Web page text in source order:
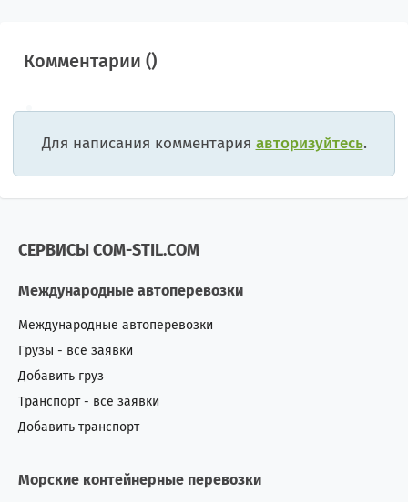
Комментарии ()
Для написания комментария авторизуйтесь.
СЕРВИСЫ COM-STIL.COM
Международные автоперевозки
Международные автоперевозки
Грузы - все заявки
Добавить груз
Транспорт - все заявки
Добавить транспорт
Морские контейнерные перевозки